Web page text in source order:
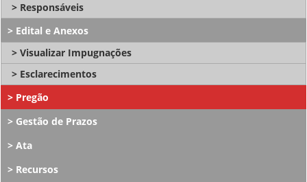
Responsáveis
Edital e Anexos
Visualizar Impugnações
Esclarecimentos
Pregão
Gestão de Prazos
Ata
Recursos